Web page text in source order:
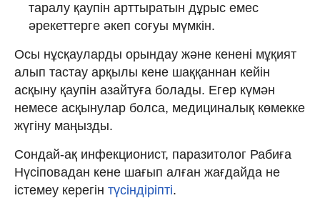
таралу қаупін арттыратын дұрыс емес
әрекеттерге әкеп соғуы мүмкін.
Осы нұсқауларды орындау және кенені мұқият
алып тастау арқылы кене шаққаннан кейін
асқыну қаупін азайтуға болады. Егер күмән
немесе асқынулар болса, медициналық көмекке
жүгіну маңызды.
Сондай-ақ инфекционист, паразитолог Рабиға
Нүсіповадан кене шағып алған жағдайда не
істемеу керегін түсіндіріпті.